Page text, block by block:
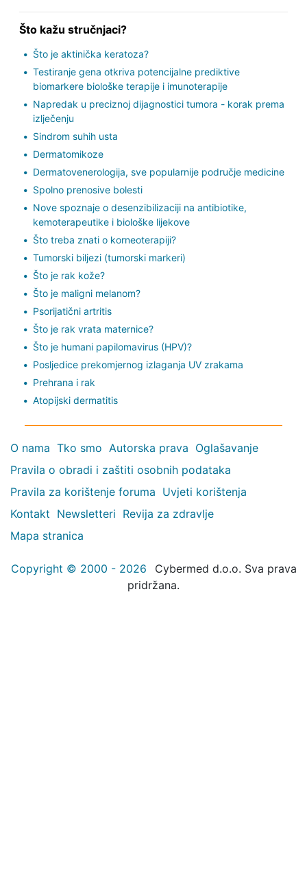
Što kažu stručnjaci?
Što je aktinička keratoza?
Testiranje gena otkriva potencijalne prediktive
biomarkere biološke terapije i imunoterapije
Napredak u preciznoj dijagnostici tumora - korak prema
izlječenju
Sindrom suhih usta
Dermatomikoze
Dermatovenerologija, sve popularnije područje medicine
Spolno prenosive bolesti
Nove spoznaje o desenzibilizaciji na antibiotike,
kemoterapeutike i biološke lijekove
Što treba znati o korneoterapiji?
Tumorski biljezi (tumorski markeri)
Što je rak kože?
Što je maligni melanom?
Psorijatični artritis
Što je rak vrata maternice?
Što je humani papilomavirus (HPV)?
Posljedice prekomjernog izlaganja UV zrakama
Prehrana i rak
Atopijski dermatitis
O nama Tko smo Autorska prava Oglašavanje
Pravila o obradi i zaštiti osobnih podataka
Pravila za korištenje foruma Uvjeti korištenja
Kontakt Newsletteri Revija za zdravlje
Mapa stranica
Copyright © 2000 - 2026
Cybermed d.o.o. Sva prava
pridržana.